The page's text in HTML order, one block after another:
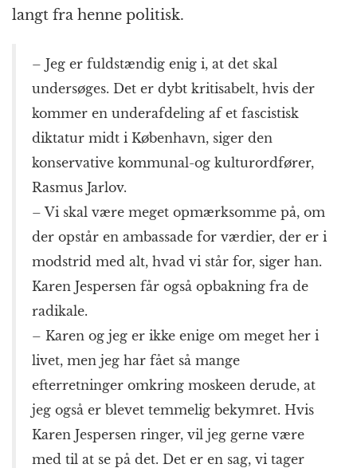
langt fra henne politisk.
– Jeg er fuldstændig enig i, at det skal
undersøges. Det er dybt kritisabelt, hvis der
kommer en underafdeling af et fascistisk
diktatur midt i København, siger den
konservative kommunal-og kulturordfører,
Rasmus Jarlov.
– Vi skal være meget opmærksomme på, om
der opstår en ambassade for værdier, der er i
modstrid med alt, hvad vi står for, siger han.
Karen Jespersen får også opbakning fra de
radikale.
– Karen og jeg er ikke enige om meget her i
livet, men jeg har fået så mange
efterretninger omkring moskeen derude, at
jeg også er blevet temmelig bekymret. Hvis
Karen Jespersen ringer, vil jeg gerne være
med til at se på det. Det er en sag, vi tager